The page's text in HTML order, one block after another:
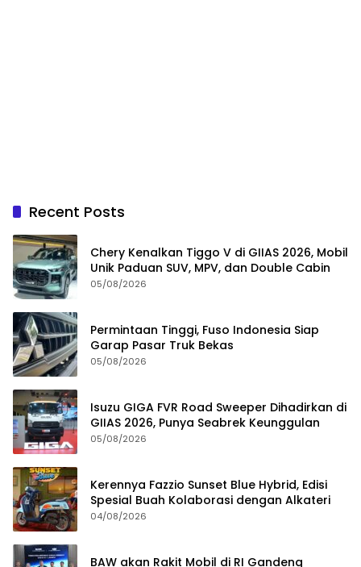
Recent Posts
Chery Kenalkan Tiggo V di GIIAS 2026, Mobil
Unik Paduan SUV, MPV, dan Double Cabin
05/08/2026
Permintaan Tinggi, Fuso Indonesia Siap
Garap Pasar Truk Bekas
05/08/2026
Isuzu GIGA FVR Road Sweeper Dihadirkan di
GIIAS 2026, Punya Seabrek Keunggulan
05/08/2026
Kerennya Fazzio Sunset Blue Hybrid, Edisi
Spesial Buah Kolaborasi dengan Alkateri
04/08/2026
BAW akan Rakit Mobil di RI Gandeng